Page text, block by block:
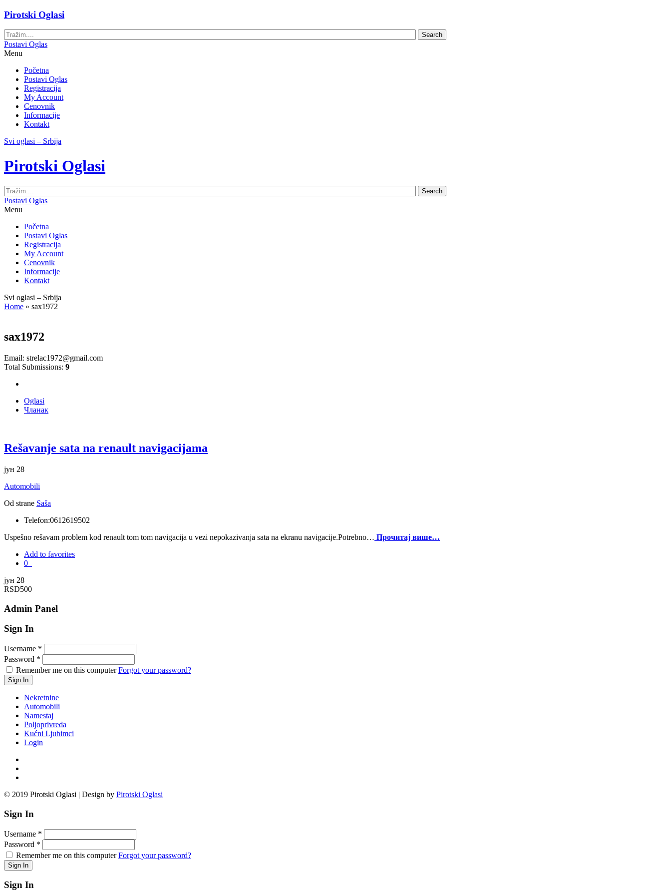
Pirotski Oglasi
Postavi Oglas
Menu
Početna
Postavi Oglas
Registracija
My Account
Cenovnik
Informacije
Kontakt
Svi oglasi – Srbija
Pirotski Oglasi
Postavi Oglas
Menu
Početna
Postavi Oglas
Registracija
My Account
Cenovnik
Informacije
Kontakt
Svi oglasi – Srbija
Home » sax1972
sax1972
Email: strelac1972@gmail.com
Total Submissions: 9
Oglasi
Чланак
Rešavanje sata na renault navigacijama
јун 28
Automobili
Od strane Saša
Telefon:0612619502
Uspešno rešavam problem kod renault tom tom navigacija u vezi nepokazivanja sata na ekranu navigacije.Potrebno… Прочитај више…
Add to favorites
0
јун 28
RSD500
Admin Panel
Sign In
Username *
Password *
Remember me on this computerForgot your password?
Nekretnine
Automobili
Namestaj
Poljoprivreda
Kućni Ljubimci
Login
© 2019 Pirotski Oglasi | Design by Pirotski Oglasi
Sign In
Username *
Password *
Remember me on this computerForgot your password?
Sign In